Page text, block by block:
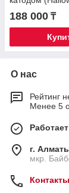
188 000 ₸
О нас
Рейтинг
Менее 5
г.
мкр.
Контакты